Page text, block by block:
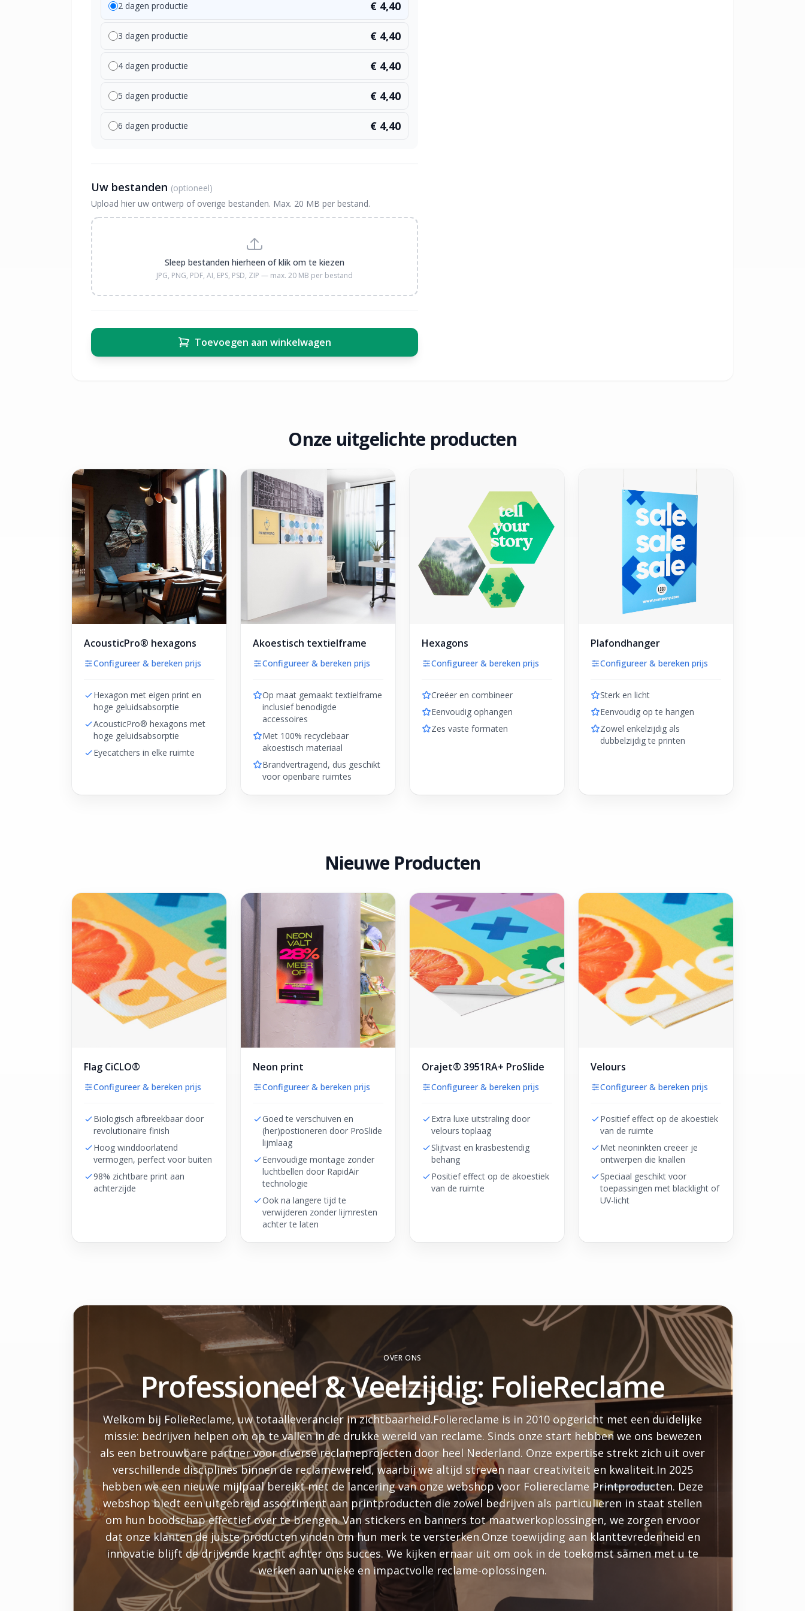
2 dagen productie € 4,40
3 dagen productie € 4,40
4 dagen productie € 4,40
5 dagen productie € 4,40
6 dagen productie € 4,40
Uw bestanden (optioneel)
Upload hier uw ontwerp of overige bestanden. Max. 20 MB per bestand.
Sleep bestanden hierheen of klik om te kiezen
JPG, PNG, PDF, AI, EPS, PSD, ZIP — max. 20 MB per bestand
Toevoegen aan winkelwagen
Onze uitgelichte producten
AcousticPro® hexagons
Configureer & bereken prijs
Hexagon met eigen print en
hoge geluidsabsorptie
AcousticPro® hexagons met
hoge geluidsabsorptie
Eyecatchers in elke ruimte
Akoestisch textielframe
Configureer & bereken prijs
Op maat gemaakt textielframe
inclusief benodigde
accessoires
Met 100% recyclebaar
akoestisch materiaal
Brandvertragend, dus geschikt
voor openbare ruimtes
Hexagons
Configureer & bereken prijs
Creëer en combineer
Eenvoudig ophangen
Zes vaste formaten
Plafondhanger
Configureer & bereken prijs
Sterk en licht
Eenvoudig op te hangen
Zowel enkelzijdig als
dubbelzijdig te printen
Nieuwe Producten
Flag CiCLO®
Configureer & bereken prijs
Biologisch afbreekbaar door
revolutionaire finish
Hoog winddoorlatend
vermogen, perfect voor buiten
98% zichtbare print aan
achterzijde
Neon print
Configureer & bereken prijs
Goed te verschuiven en
(her)postioneren door ProSlide
lijmlaag
Eenvoudige montage zonder
luchtbellen door RapidAir
technologie
Ook na langere tijd te
verwijderen zonder lijmresten
achter te laten
Orajet® 3951RA+ ProSlide
Configureer & bereken prijs
Extra luxe uitstraling door
velours toplaag
Slijtvast en krasbestendig
behang
Positief effect op de akoestiek
van de ruimte
Velours
Configureer & bereken prijs
Positief effect op de akoestiek
van de ruimte
Met neoninkten creëer je
ontwerpen die knallen
Speciaal geschikt voor
toepassingen met blacklight of
UV-licht
OVER ONS
Professioneel & Veelzijdig: FolieReclame
Welkom bij FolieReclame, uw totaalleverancier in zichtbaarheid.Foliereclame is in 2010 opgericht met een duidelijke
missie: bedrijven helpen om op te vallen in de drukke wereld van reclame. Sinds onze start hebben we ons bewezen
als een betrouwbare partner voor diverse reclameprojecten door heel Nederland. Onze expertise strekt zich uit over
verschillende disciplines binnen de reclamewereld, waarbij we altijd streven naar creativiteit en kwaliteit.In 2025
hebben we een nieuwe mijlpaal bereikt met de lancering van onze webshop voor Foliereclame Printproducten. Deze
webshop biedt een uitgebreid assortiment aan printproducten die zowel bedrijven als particulieren in staat stellen
om hun boodschap effectief over te brengen. Van stickers en banners tot maatwerkoplossingen, we zorgen ervoor
dat onze klanten de juiste producten vinden om hun merk te versterken.Onze toewijding aan klanttevredenheid en
innovatie blijft de drijvende kracht achter ons succes. We kijken ernaar uit om ook in de toekomst samen met u te
werken aan unieke en impactvolle reclame-oplossingen.